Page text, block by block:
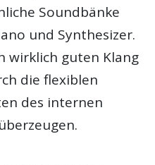
Soundbänke
und Synthesizer.
wirklich guten Klang
die flexiblen
des internen